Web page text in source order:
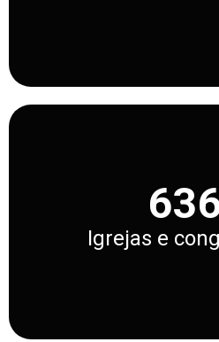
Igrejas e